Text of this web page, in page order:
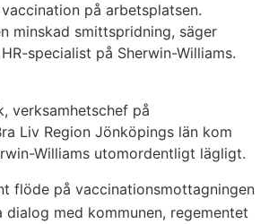
på arbetsplatsen.
minskad smittspridning, säger
specialist på Sherwin-Williams.
verksamhetschef på
Liv Region Jönköpings län kom
Williams utomordentligt lägligt.
flöde på vaccinationsmottagningen
dialog med kommunen, regementet